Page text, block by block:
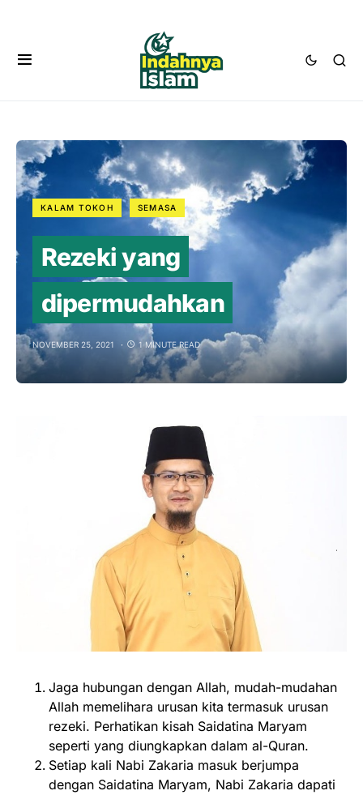
KALAM TOKOH SEMASA
Rezeki yang
dipermudahkan
NOVEMBER 25, 2021 1 MINUTE READ
Jaga hubungan dengan Allah, mudah-mudahan
Allah memelihara urusan kita termasuk urusan
rezeki. Perhatikan kisah Saidatina Maryam
seperti yang diungkapkan dalam al-Quran.
Setiap kali Nabi Zakaria masuk berjumpa
dengan Saidatina Maryam, Nabi Zakaria dapati